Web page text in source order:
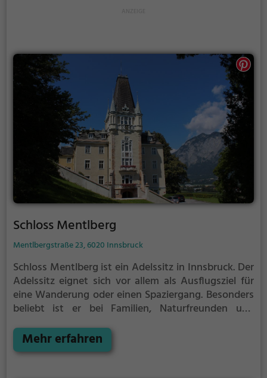
Schloss Mentlberg
Mentlbergstraße 23, 6020 Innsbruck
Schloss Mentlberg ist ein Adelssitz in Innsbruck. Der
Adelssitz eignet sich vor allem als Ausflugsziel für
eine Wanderung oder einen Spaziergang. Besonders
beliebt ist er bei Familien, Naturfreunden und
Aspekte aus längst vergangenen Zeiten und bietet
einen kleinen Einblick in die Geschichte.
Mehr erfahren